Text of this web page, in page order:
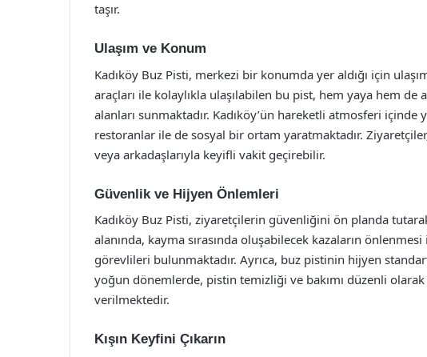
taşır.
Ulaşım ve Konum
Kadıköy Buz Pisti, merkezi bir konumda yer aldığı için
araçları ile kolaylıkla ulaşılabilen bu pist, hem yaya hem
alanları sunmaktadır. Kadıköy’ün hareketli atmosferi
restoranlar ile de sosyal bir ortam yaratmaktadır.
veya arkadaşlarıyla keyifli vakit geçirebilir.
Güvenlik ve Hijyen Önlemleri
Kadıköy Buz Pisti, ziyaretçilerin güvenliğini ön planda
alanında, kayma sırasında oluşabilecek kazaların
görevlileri bulunmaktadır. Ayrıca, buz pistinin hijyen
yoğun dönemlerde, pistin temizliği ve bakımı düzenli
verilmektedir.
Kışın Keyfini Çıkarın